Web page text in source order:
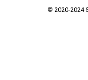
© 2020-2024